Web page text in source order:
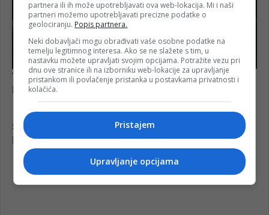
partnera ili ih može upotrebljavati ova web-lokacija. Mi i naši
partneri možemo upotrebljavati precizne podatke o
geolociranju. Popis partnera.
Neki dobavljači mogu obrađivati vaše osobne podatke na
temelju legitimnog interesa. Ako se ne slažete s tim, u
nastavku možete upravljati svojim opcijama. Potražite vezu pri
dnu ove stranice ili na izborniku web-lokacije za upravljanje
pristankom ili povlačenje pristanka u postavkama privatnosti i
kolačića.
Pristajem
Upravljanje opcijama